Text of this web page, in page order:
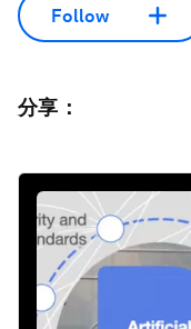
Follow
分享：